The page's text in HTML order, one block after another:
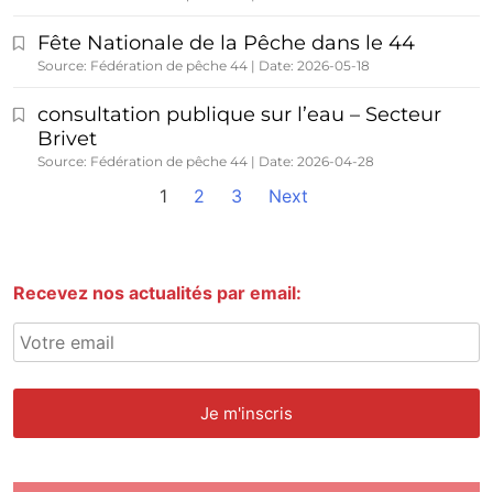
Fête Nationale de la Pêche dans le 44
Source: Fédération de pêche 44 Date: 2026-05-18
consultation publique sur l’eau – Secteur
Brivet
Source: Fédération de pêche 44 Date: 2026-04-28
1 2 3 Next
Recevez nos actualités par email: